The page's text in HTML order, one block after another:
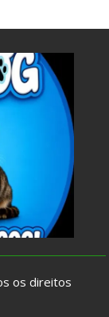
os direitos